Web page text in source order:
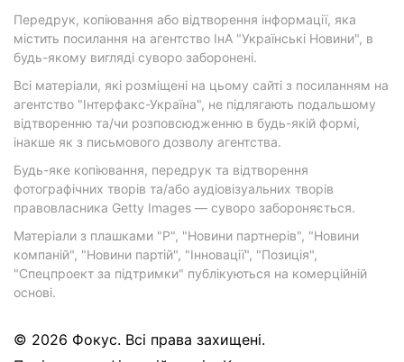
Передрук, копіювання або відтворення інформації, яка
містить посилання на агентство ІнА "Українські Новини", в
будь-якому вигляді суворо заборонені.
Всі матеріали, які розміщені на цьому сайті з посиланням на
агентство "Інтерфакс-Україна", не підлягають подальшому
відтворенню та/чи розповсюдженню в будь-якій формі,
інакше як з письмового дозволу агентства.
Будь-яке копіювання, передрук та відтворення
фотографічних творів та/або аудіовізуальних творів
правовласника Getty Images — суворо забороняється.
Матеріали з плашками "Р", "Новини партнерів", "Новини
компаній", "Новини партій", "Інновації", "Позиція",
"Спецпроект за підтримки" публікуються на комерційній
основі.
© 2026 Фокус. Всі права захищені.